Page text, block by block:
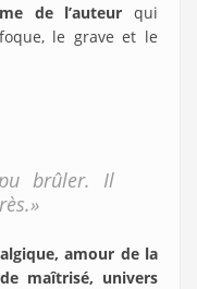
de l’auteur qui
le grave et le
brûler. Il
amour de la
maîtrisé, univers